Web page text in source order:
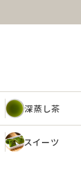
深蒸し茶
スイーツ